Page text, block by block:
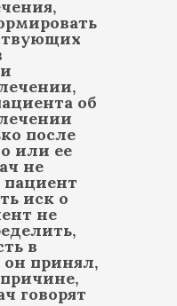
об
после
или ее
не
пациент
иск о
не
в
он принял,
говорят